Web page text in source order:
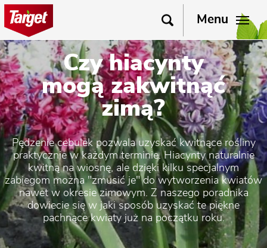
Menu
Czy hiacynty
mogą zakwitnąć
zimą?
Pędzenie cebulek pozwala uzyskać kwitnące rośliny
praktycznie w każdym terminie. Hiacynty naturalnie
kwitną na wiosnę, ale dzięki kilku specjalnym
zabiegom można "zmusić je" do wytworzenia kwiatów
nawet w okresie zimowym. Z naszego poradnika
dowiecie się w jaki sposób uzyskać te piękne
pachnące kwiaty już na początku roku.